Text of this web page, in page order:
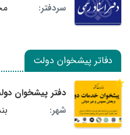
سردفتر:
دفاتر پیشخوان دولت
دفتر پیشخوان دولت شماره 192
شهر: